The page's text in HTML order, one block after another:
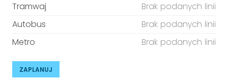
Tramwaj
Brak podanych linii
Autobus
Brak podanych linii
Metro
Brak podanych linii
ZAPLANUJ